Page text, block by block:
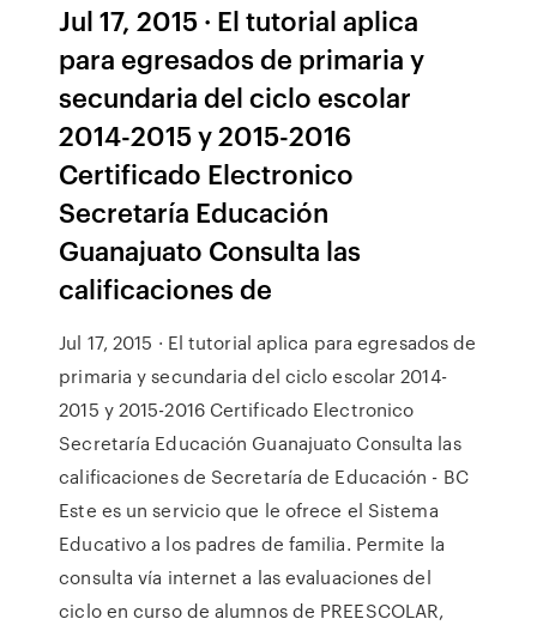
Jul 17, 2015 · El tutorial aplica
para egresados de primaria y
secundaria del ciclo escolar
2014-2015 y 2015-2016
Certificado Electronico
Secretaría Educación
Guanajuato Consulta las
calificaciones de
Jul 17, 2015 · El tutorial aplica para egresados de
primaria y secundaria del ciclo escolar 2014-
2015 y 2015-2016 Certificado Electronico
Secretaría Educación Guanajuato Consulta las
calificaciones de Secretaría de Educación - BC
Este es un servicio que le ofrece el Sistema
Educativo a los padres de familia. Permite la
consulta vía internet a las evaluaciones del
ciclo en curso de alumnos de PREESCOLAR,